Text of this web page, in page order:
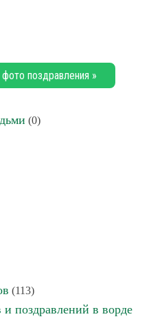
поздравления »
(0)
(113)
поздравлений в ворде